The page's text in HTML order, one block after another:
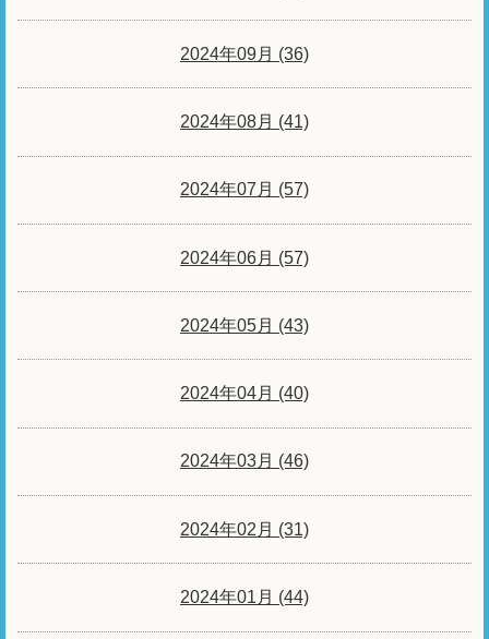
2024年09月 (36)
2024年08月 (41)
2024年07月 (57)
2024年06月 (57)
2024年05月 (43)
2024年04月 (40)
2024年03月 (46)
2024年02月 (31)
2024年01月 (44)